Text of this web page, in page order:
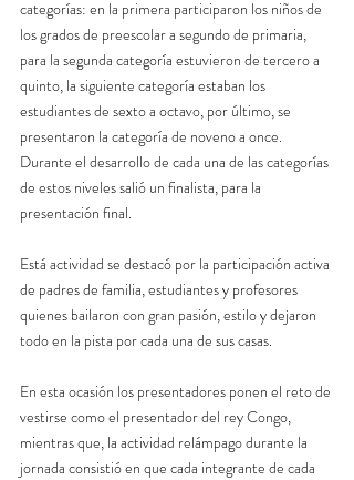
categorías: en la primera participaron los niños de
los grados de preescolar a segundo de primaria,
para la segunda categoría estuvieron de tercero a
quinto, la siguiente categoría estaban los
estudiantes de sexto a octavo, por último, se
presentaron la categoría de noveno a once.
Durante el desarrollo de cada una de las categorías
de estos niveles salió un finalista, para la
presentación final.
Está actividad se destacó por la participación activa
de padres de familia, estudiantes y profesores
quienes bailaron con gran pasión, estilo y dejaron
todo en la pista por cada una de sus casas.
En esta ocasión los presentadores ponen el reto de
vestirse como el presentador del rey Congo,
mientras que, la actividad relámpago durante la
jornada consistió en que cada integrante de cada